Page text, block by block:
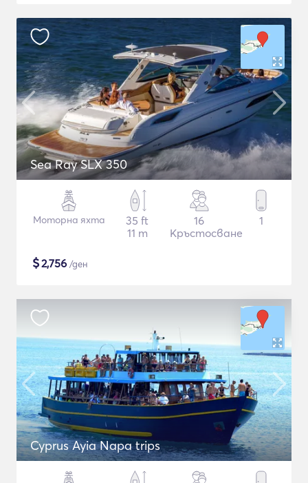
Sea Ray SLX 350
Моторна яхта
35 ft
11 m
16
Кръстосване
1
$2,756 /ден
Cyprus Ayia Napa trips